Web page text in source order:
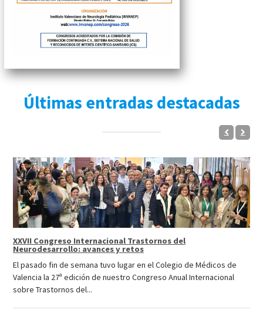
Últimas entradas destacadas
XXVII Congreso Internacional Trastornos del
Neurodesarrollo: avances y retos
El pasado fin de semana tuvo lugar en el Colegio de Médicos de
Valencia la 27ª edición de nuestro Congreso Anual Internacional
sobre Trastornos del...